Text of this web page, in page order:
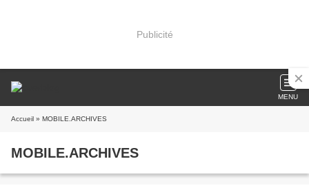
Publicité
MENU
Accueil » MOBILE.ARCHIVES
MOBILE.ARCHIVES